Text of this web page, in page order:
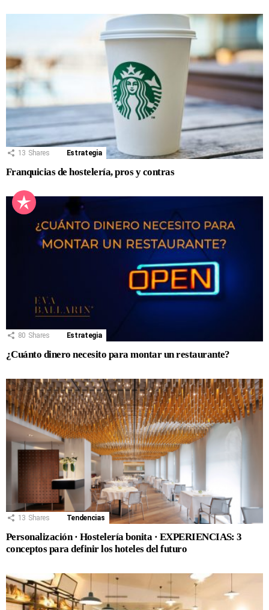
13 Shares Estrategia
Franquicias de hostelería, pros y contras
80 Shares Estrategia
¿Cuánto dinero necesito para montar un restaurante?
13 Shares Tendencias
Personalización · Hostelería bonita · EXPERIENCIAS: 3
conceptos para definir los hoteles del futuro